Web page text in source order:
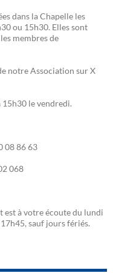
dans la Chapelle les
ou 15h30. Elles sont
membres de
notre Association sur X
15h30 le vendredi.
08 86 63
068
à votre écoute du lundi
sauf jours fériés.